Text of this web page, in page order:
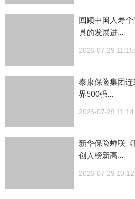
回顾中国人寿
具的发展进...
2026-07-29
泰康保险集团
界500强...
2026-07-29
新华保险蝉联
创入榜新高...
2026-07-29